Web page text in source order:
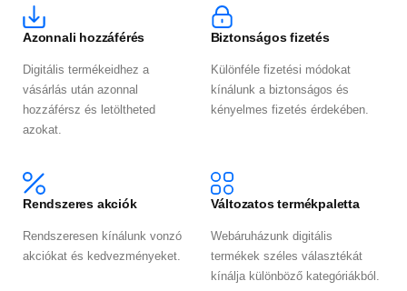
Azonnali hozzáférés
Digitális termékeidhez a
vásárlás után azonnal
hozzáférsz és letöltheted
azokat.
Biztonságos fizetés
Különféle fizetési módokat
kínálunk a biztonságos és
kényelmes fizetés érdekében.
Rendszeres akciók
Rendszeresen kínálunk vonzó
akciókat és kedvezményeket.
Változatos termékpaletta
Webáruházunk digitális
termékek széles választékát
kínálja különböző kategóriákból.